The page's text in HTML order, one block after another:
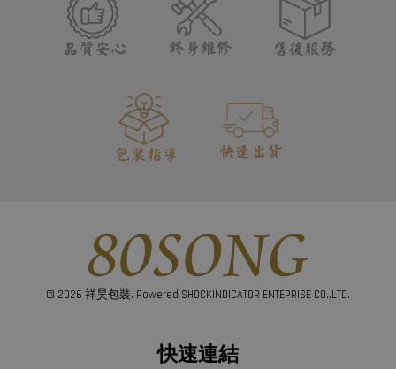
© 2026 祥昊包裝. Powered SHOCKINDICATOR ENTEPRISE CO.,LTD.
快速連結